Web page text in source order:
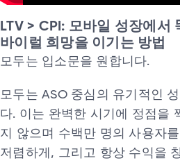
LTV > CPI: 모바일 성장에서
바이럴 희망을 이기는 방법
모두는 입소문을 원합니다.
모두는 ASO 중심의 유기적인
다. 이는 완벽한 시기에 정점을
지 않으며 수백만 명의 사용자
저렴하게, 그리고 항상 수익을